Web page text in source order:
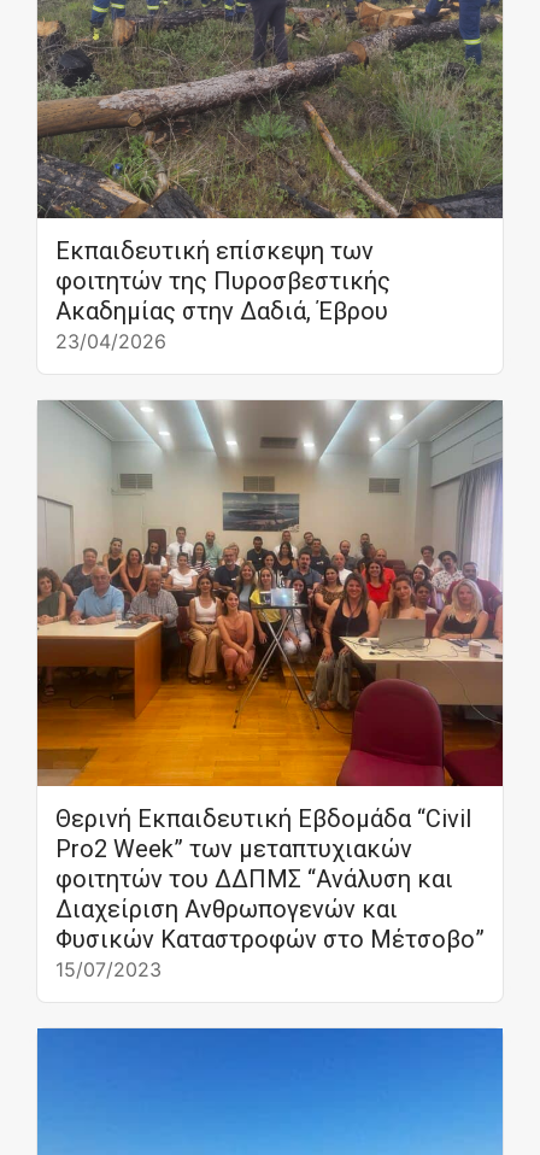
Εκπαιδευτική επίσκεψη των
φοιτητών της Πυροσβεστικής
Ακαδημίας στην Δαδιά, Έβρου
23/04/2026
Θερινή Εκπαιδευτική Εβδομάδα “Civil
Pro2 Week” των μεταπτυχιακών
φοιτητών του ΔΔΠΜΣ “Ανάλυση και
Διαχείριση Ανθρωπογενών και
Φυσικών Καταστροφών στο Μέτσοβο”
15/07/2023